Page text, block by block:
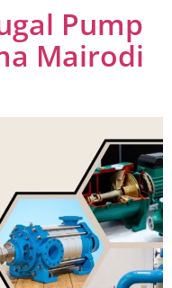
Pump
Mairodi